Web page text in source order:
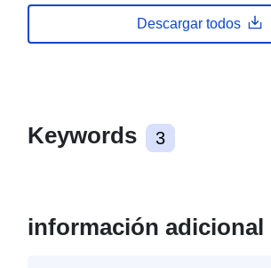
Descargar todos
Keywords 3
información adicional